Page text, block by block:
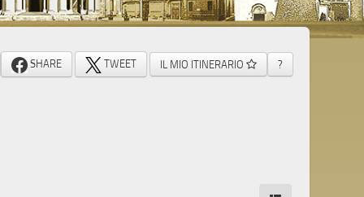
SHARE TWEET IL MIO ITINERARIO ?